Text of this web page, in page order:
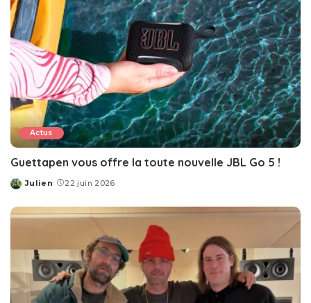
Actus
Guettapen vous offre la toute nouvelle JBL Go 5 !
Posted
Julien 22 juin 2026